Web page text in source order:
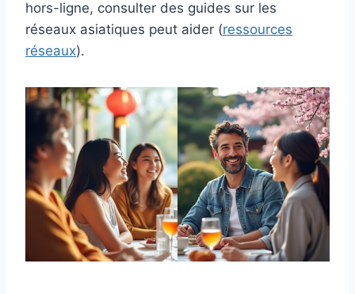
hors-ligne, consulter des guides sur les
réseaux asiatiques peut aider (ressources
réseaux).